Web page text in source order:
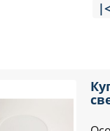
|<